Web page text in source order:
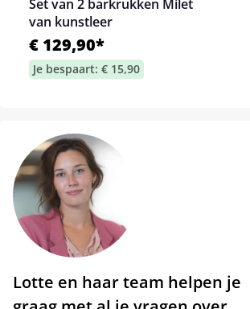
Set van 2 barkrukken Milet
van kunstleer
€ 129,90*
Je bespaart: € 15,90
Lotte en haar team helpen je